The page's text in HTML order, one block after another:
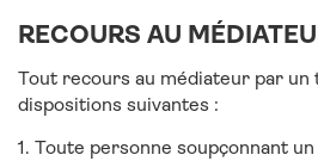
RECOURS AU
Tout recours au médiateur par
dispositions suivantes :
1. Toute personne soupçonnant